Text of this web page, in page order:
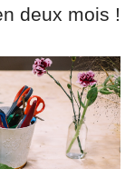
deux mois !